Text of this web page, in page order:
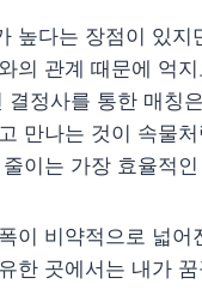
높다는 장점이 있
의 관계 때문에 억
정사를 통한 매칭
만나는 것이 속물
이는 가장 효율적
이 비약적으로 넓
한 곳에서는 내가